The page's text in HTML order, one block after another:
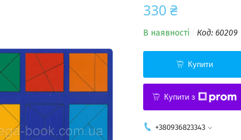
330 ₴
В наявності Код: 60209
Купити
Купити з
+380936823343